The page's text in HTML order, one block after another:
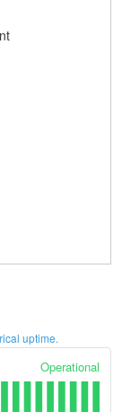
uptime.
Operational